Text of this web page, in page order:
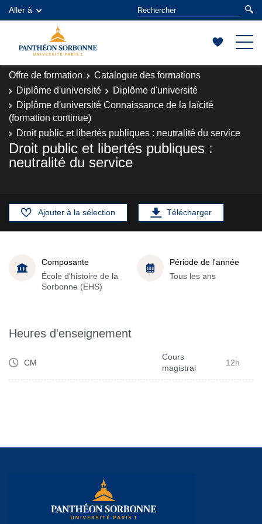
Aller à
Offre de formation
Catalogue des formations
Diplôme d'université
Diplôme d'université
Diplôme d'université Connaissance de la laïcité
(formation continue)
Droit public et libertés publiques : neutralité du service
Droit public et libertés publiques :
neutralité du service
Ajouter à la sélection Télécharger
Composante
École d'histoire de la
Sorbonne (EHS)
Période de l'année
Tous les ans
Heures d'enseignement
CM
Cours
magistral
12h